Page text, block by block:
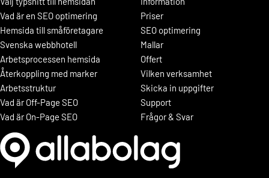
Vad är en SEO optimering
Hemsida till småföretagare
Svenska webbhotell
Arbetsprocessen hemsida
Återkoppling med marker
Arbetsstruktur
Vad är Off-Page SEO
Vad är On-Page SEO
Priser
SEO optimering
Mallar
Offert
Vilken verksamhet
Skicka in uppgifter
Support
Frågor & Svar